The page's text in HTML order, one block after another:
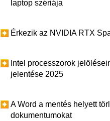
laptop szériája
Érkezik az NVIDIA RTX
Intel processzorok
jelentése 2025
A Word a mentés helyett
dokumentumokat